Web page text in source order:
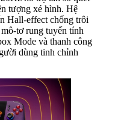
tượng xé hình. Hệ
Hall-effect chống trôi
tơ rung tuyến tính
Mode và thanh công
dùng tinh chỉnh